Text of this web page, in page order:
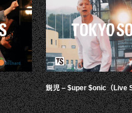
鋭児 – $uper $onic（Live